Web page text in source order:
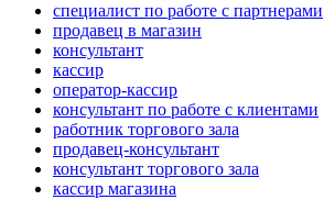
специалист по работе с партнерами
продавец в магазин
консультант
кассир
оператор-кассир
консультант по работе с клиентами
работник торгового зала
продавец-консультант
консультант торгового зала
кассир магазина